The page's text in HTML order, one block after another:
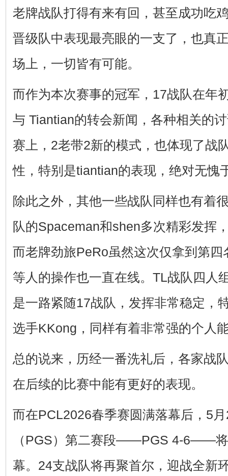
老牌战队打得有来有回，甚至成功吃
晋级队中表现最亮眼的一支了，也真
场上，一切皆有可能。
而作为本次赛事的冠军，17战队在年
与 Tiantian的转会新闻，各种相关的
赛上，2老带2新的模式，也体现了战
性，特别是tiantian的表现，绝对无愧
除此之外，其他一些战队同样也有着
队的Spaceman和shen多次精彩发挥
而老牌劲旅PeRo虽然这次仅拿到第
等人的操作也一直在线。TL战队四人
是一路紧随17战队，发挥非常稳定，
选手KKong，同样有着非常强的个人
总的说来，历经一番洗礼后，各家战
在后续的比赛中能有更好的表现。
而在PCL2026春季赛圆满落幕后，5
（PGS）第二赛段——PGS 4-6——
幕。24支战队将再聚首尔，迎战全新